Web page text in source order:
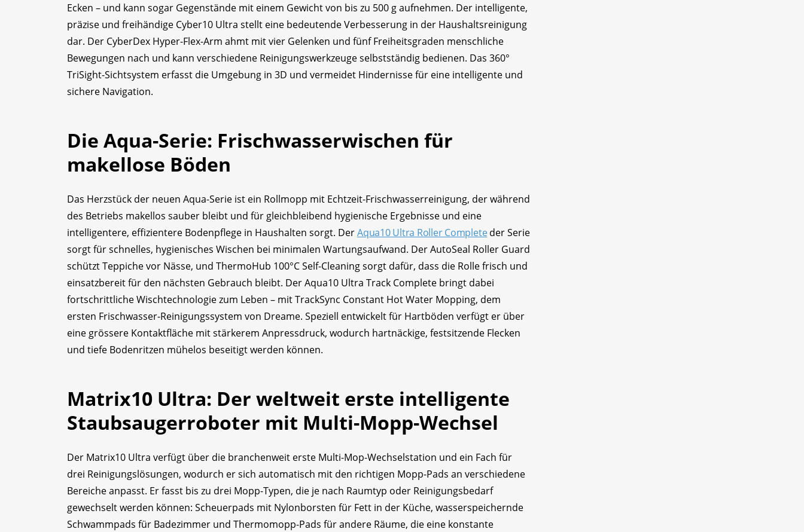
Ecken – und kann sogar Gegenstände mit einem Gewicht von bis zu 500 g aufnehmen. Der intelligente,
präzise und freihändige Cyber10 Ultra stellt eine bedeutende Verbesserung in der Haushaltsreinigung
dar. Der CyberDex Hyper-Flex-Arm ahmt mit vier Gelenken und fünf Freiheitsgraden menschliche
Bewegungen nach und kann verschiedene Reinigungswerkzeuge selbstständig bedienen. Das 360°
TriSight-Sichtsystem erfasst die Umgebung in 3D und vermeidet Hindernisse für eine intelligente und
sichere Navigation.
Die Aqua-Serie: Frischwasserwischen für
makellose Böden
Das Herzstück der neuen Aqua-Serie ist ein Rollmopp mit Echtzeit-Frischwasserreinigung, der während
des Betriebs makellos sauber bleibt und für gleichbleibend hygienische Ergebnisse und eine
intelligentere, effizientere Bodenpflege in Haushalten sorgt. DerAqua10 Ultra Roller Completeder Serie
sorgt für schnelles, hygienisches Wischen bei minimalen Wartungsaufwand. Der AutoSeal Roller Guard
schützt Teppiche vor Nässe, und ThermoHub 100°C Self-Cleaning sorgt dafür, dass die Rolle frisch und
einsatzbereit für den nächsten Gebrauch bleibt. Der Aqua10 Ultra Track Complete bringt dabei
fortschrittliche Wischtechnologie zum Leben – mit TrackSync Constant Hot Water Mopping, dem
ersten Frischwasser-Reinigungssystem von Dreame. Speziell entwickelt für Hartböden verfügt er über
eine grössere Kontaktfläche mit stärkerem Anpressdruck, wodurch hartnäckige, festsitzende Flecken
und tiefe Bodenritzen mühelos beseitigt werden können.
Matrix10 Ultra: Der weltweit erste intelligente
Staubsaugerroboter mit Multi-Mopp-Wechsel
Der Matrix10 Ultra verfügt über die branchenweit erste Multi-Mop-Wechselstation und ein Fach für
drei Reinigungslösungen, wodurch er sich automatisch mit den richtigen Mopp-Pads an verschiedene
Bereiche anpasst. Er fasst bis zu drei Mopp-Typen, die je nach Raumtyp oder Reinigungsbedarf
gewechselt werden können: Scheuerpads mit Nylonborsten für Fett in der Küche, wasserspeichernde
Schwammpads für Badezimmer und Thermomopp-Pads für andere Räume, die eine konstante